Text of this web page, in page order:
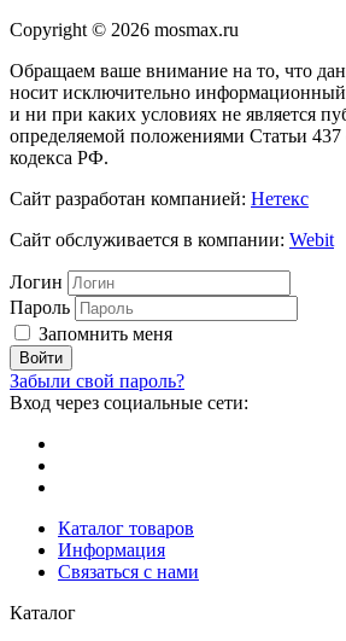
Copyright © 2026 mosmax.ru
Обращаем ваше внимание на то, что
носит исключительно информационный
и ни при каких условиях не является
определяемой положениями Статьи 437
кодекса РФ.
Сайт разработан компанией: Нетекс
Сайт обслуживается в компании: Webit
Логин
Пароль
Запомнить меня
Забыли свой пароль?
Вход через социальные сети:
Каталог товаров
Информация
Связаться с нами
Каталог